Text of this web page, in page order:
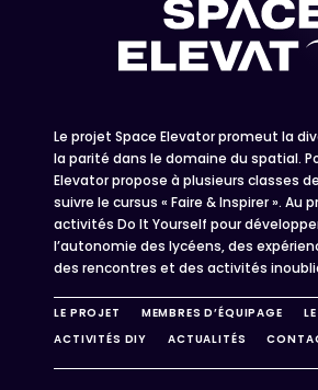
Le projet Space Elevator promeut la
la parité dans le domaine du spatial.
Elevator propose à plusieurs classes
suivre le cursus « Faire & Inspirer ». Au
activités Do It Yourself pour
l’autonomie des lycéens, des
des rencontres et des activités
LE PROJET MEMBRES D’ÉQUIPAGE
ACTIVITÉS DIY
ACTUALITÉS